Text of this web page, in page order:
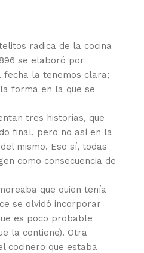
radica de la cocina
se elaboró por
fecha la tenemos clara;
forma en la que se
tres historias, que
final, pero no así en la
mismo. Eso sí, todas
como consecuencia de
que quien tenía
se olvidó incorporar
es poco probable
la contiene). Otra
cocinero que estaba